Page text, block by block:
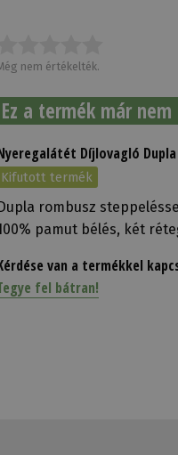
nem értékelték.
Ez a termék már
Díjlovagló
Kifutott termék
rombusz
pamut bélés, két
van a termékkel
fel bátran!